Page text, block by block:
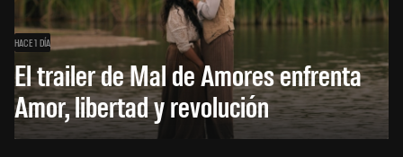
HACE 1 DÍA
El trailer de Mal de Amores enfrenta
Amor, libertad y revolución